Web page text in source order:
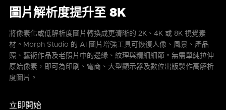
圖片解析度提升至 8K
將像素化或低解析度圖片轉換成更清晰的 2K、4K 或 8K 視覺素
材。Morph Studio 的 AI 圖片增強工具可恢復人像、風景、產品
照、藝術作品及老照片中的邊緣、紋理與精細細節。無需單純拉伸
原始像素，即可為印刷、電商、大型顯示器及數位出版製作高解析
度圖片。
立即開始